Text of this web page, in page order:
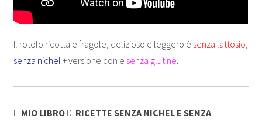
Il rotolo ricotta e fragole, delizioso e leggero è senza lattosio
senza nichel + versione con e senza glutine
IL MIO LIBRO DI RICETTE SENZA NICHEL E SENZA